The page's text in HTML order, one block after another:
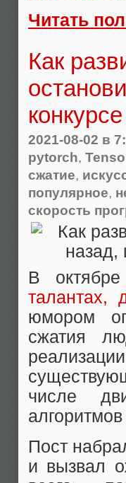
Читать
Как
2021-08-02 в
pytorch,
сжатие,
популярное,
скорость
В
талантах,
юмором
сжатия
числе
Пост
и вызвал